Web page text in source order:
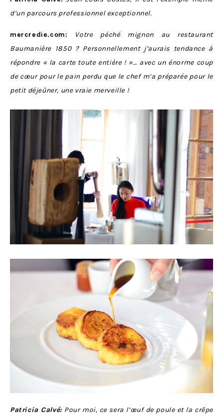
d’un parcours professionnel exceptionnel.
mercredie.com:
Votre péché mignon au restaurant
Baumanière 1850 ? Personnellement j’aurais tendance à
répondre « la carte toute entière ! »… avec un énorme coup
de cœur pour le pain perdu que le chef m’a préparée pour le
petit déjeûner, une vraie merveille !
Patricia Calvé:Pour moi, ce sera l’œuf de poule et la crêpe